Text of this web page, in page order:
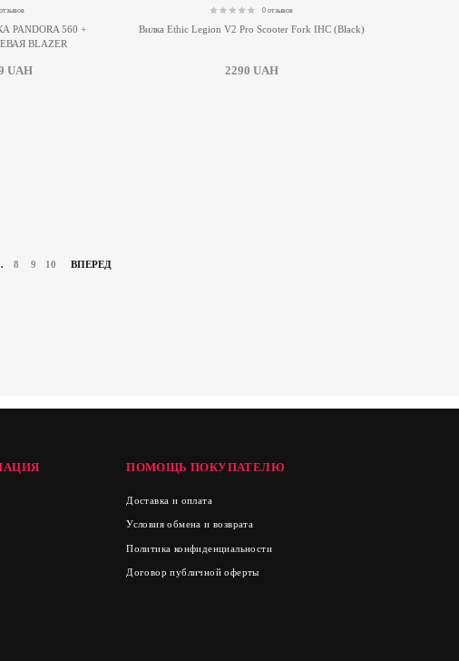
560 +
BLAZER
UAH
0 отзывов
Вилка Ethic Legion V2 Pro Scooter Fork IHC (Black)
2290 UAH
8 9 10 ВПЕРЕД
ПОМОЩЬ ПОКУПАТЕЛЮ
Доставка и оплата
Условия обмена и возврата
Политика конфиденциальности
Договор публичной оферты